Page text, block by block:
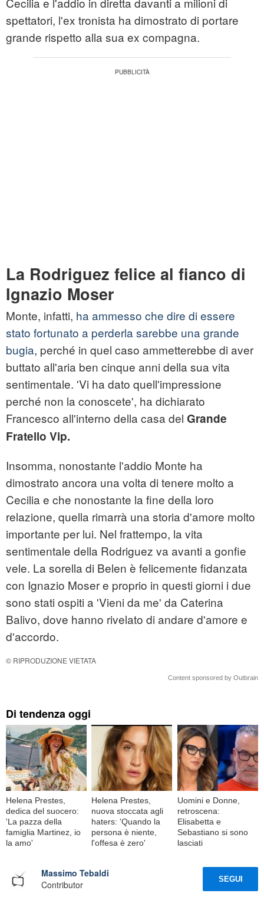
spettatori, l'ex tronista ha dimostrato di portare
grande rispetto alla sua ex compagna.
La Rodriguez felice al fianco di
Ignazio Moser
Monte, infatti, ha ammesso che dire di essere
stato fortunato a perderla sarebbe una grande
bugia, perché in quel caso ammetterebbe di aver
buttato all'aria ben cinque anni della sua vita
sentimentale. 'Vi ha dato quell'impressione
perché non la conoscete', ha dichiarato
Francesco all'interno della casa del Grande
Fratello Vip.
Insomma, nonostante l'addio Monte ha
dimostrato ancora una volta di tenere molto a
Cecilia e che nonostante la fine della loro
relazione, quella rimarrà una storia d'amore molto
importante per lui. Nel frattempo, la vita
sentimentale della Rodriguez va avanti a gonfie
vele. La sorella di Belen è felicemente fidanzata
con Ignazio Moser e proprio in questi giorni i due
sono stati ospiti a 'Vieni da me' da Caterina
Balivo, dove hanno rivelato di andare d'amore e
d'accordo.
© RIPRODUZIONE VIETATA
Content sponsored by Outbrain
Di tendenza oggi
Helena Prestes,
dedica del suocero:
'La pazza della
famiglia Martinez, io
la amo'
Helena Prestes,
nuova stoccata agli
haters: 'Quando la
persona è niente,
l'offesa è zero'
Uomini e Donne,
retroscena:
Elisabetta e
Sebastiano si sono
lasciati
Massimo Tebaldi
Contributor
SEGUI